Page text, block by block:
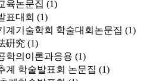
육논문집 (1)
표대회 (1)
계기술학회 학술대회논문집 (1)
硏究 (1)
학의이론과응용 (1)
계 학술발표회 논문집 (1)